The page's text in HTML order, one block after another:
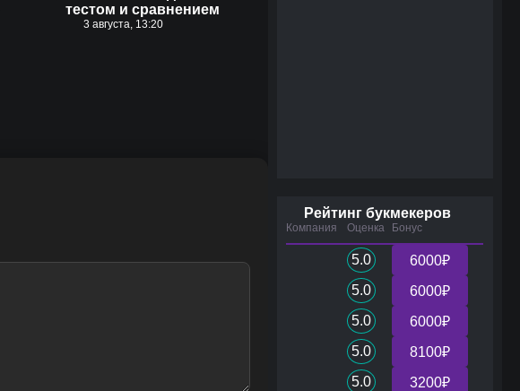
тестом и сравнением
3 августа, 13:20
Рейтинг букмекеров
Компания Оценка Бонус
5.0
6000₽
5.0
6000₽
5.0
6000₽
5.0
8100₽
5.0
3200₽